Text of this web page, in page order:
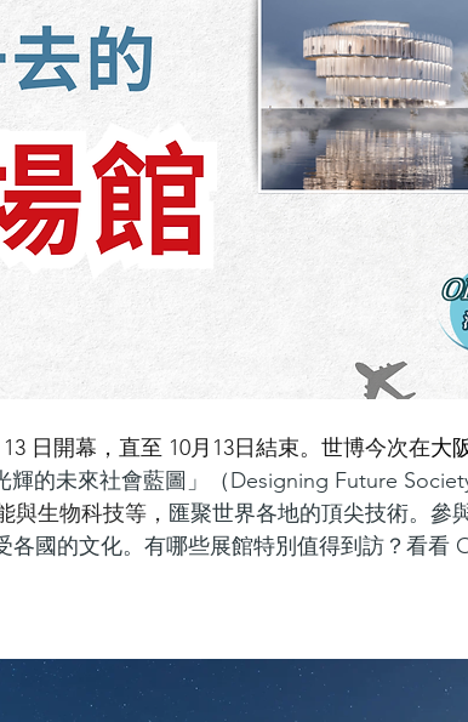
日開幕，直至 10月13日結束。世博今次在大
輝的未來社會藍圖」（Designing Future
與生物科技等， 匯聚世界各地的頂尖技術。參
各國的文化。有哪些展館特別值得到訪？看看